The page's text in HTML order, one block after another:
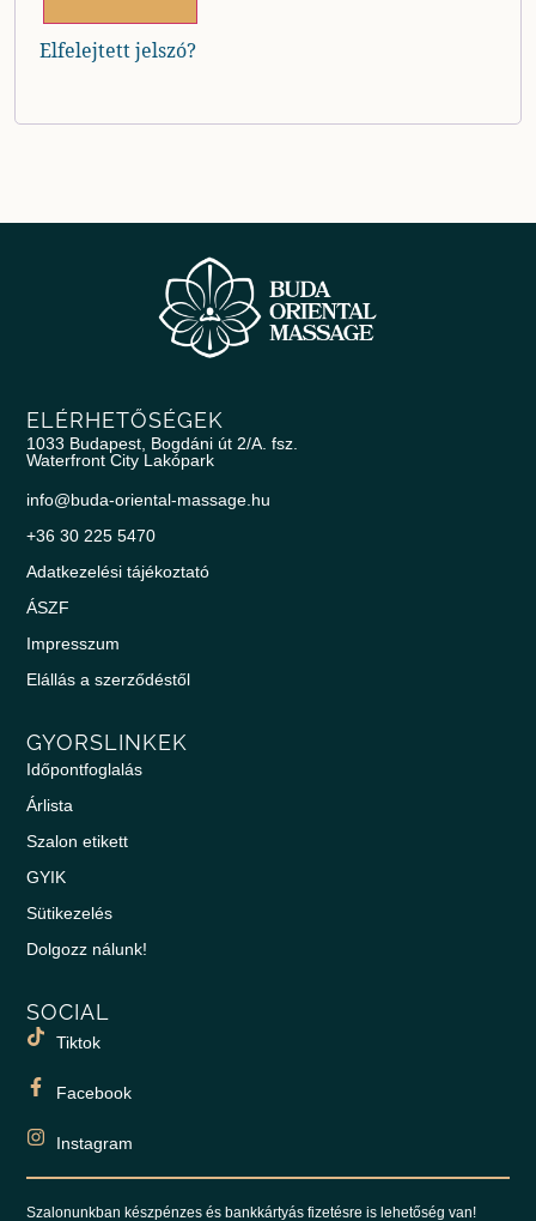
Elfelejtett jelszó?
ELÉRHETŐSÉGEK
1033 Budapest, Bogdáni út 2/A. fsz.
Waterfront City Lakópark
info@buda-oriental-massage.hu
+36 30 225 5470
Adatkezelési tájékoztató
ÁSZF
Impresszum
Elállás a szerződéstől
GYORSLINKEK
Időpontfoglalás
Árlista
Szalon etikett
GYIK
Sütikezelés
Dolgozz nálunk!
SOCIAL
Tiktok
Facebook
Instagram
Szalonunkban készpénzes és bankkártyás fizetésre is lehetőség van!